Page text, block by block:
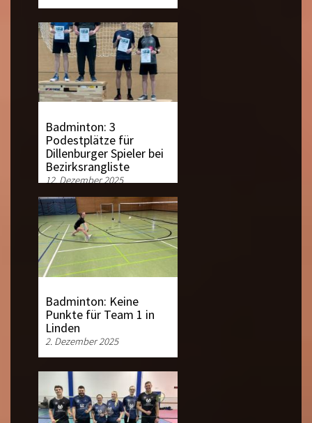
Badminton: 3
Podestplätze für
Dillenburger Spieler bei
Bezirksrangliste
12. Dezember 2025
Badminton: Keine
Punkte für Team 1 in
Linden
2. Dezember 2025